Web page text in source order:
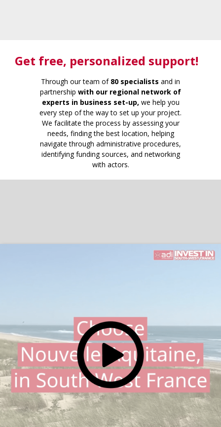
Get free, personalized support!
Through our team of 80 specialists and in
partnership with our regional network of
experts in business set-up, we help you
every step of the way to set up your project.
We facilitate the process by assessing your
needs, finding the best location, helping
navigate through administrative procedures,
identifying funding sources, and networking
with actors.